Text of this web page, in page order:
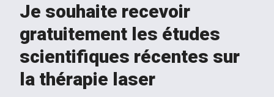
Je souhaite recevoir
gratuitement les études
scientifiques récentes sur
la thérapie laser